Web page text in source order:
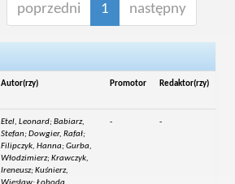
poprzedni 1 następny
Autor(rzy) Promotor Redaktor(rzy)
Etel, Leonard; Babiarz,
Stefan; Dowgier, Rafał;
Filipczyk, Hanna; Gurba,
Włodzimierz; Krawczyk,
Ireneusz; Kuśnierz,
- -